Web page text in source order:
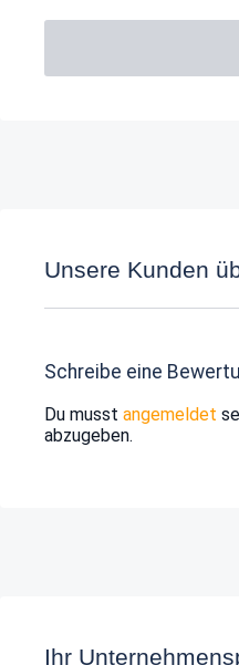
Unsere Kunden
Schreibe eine
Du musst angemeldet
abzugeben.
Ihr